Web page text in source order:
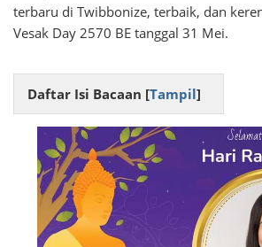
terbaru di Twibbonize, terbaik, dan
Vesak Day 2570 BE tanggal 31 Mei.
Daftar Isi Bacaan [Tampil]